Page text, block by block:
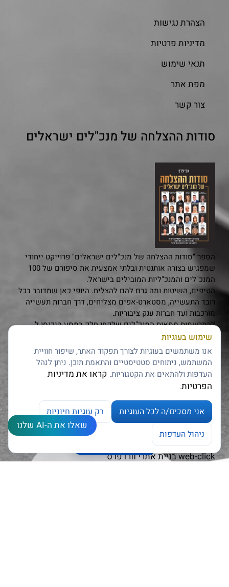
הצהרת נגישות
מדיניות פרטיות
תנאי שימוש
מפת אתר
צור קשר
סודות ההצלחה של מנכ"לים ישראלים
הספר "סודות ההצלחה של מנכ"לים ישראלים" פרוייקט ייחודי
שמפגיש בצורה אותנטית ובלתי אמצעית את סיפורם של 100
המנכ"לים והמנכ"ליות המובילים בישראל.
הטיפים, השיטות ומה גרם להם להצליח. היופי כאן שמדובר בכל
רובד התעשייה, מסטארט-אפים מצליחים, דרך חברות תעשייה
מורכבות ועד חברות ענק ציבוריות.
להתרשמות ממאות המנכ"לים שלקחו חלק במסע היכנסו ל
www.ceopro.co.il
להזמנה מוקדמתלחצו כאן
...............
אבי פרץ, מייסד פורום המנכ"לים ומנכ"ל פתרונות אפקטיביים
שתפו אותנו
web-clickבניית אתרי וורדפרס
שאלו את ה-AI שלנו
שימוש בעוגיות
אנו משתמשים בעוגיות לצורך תפקוד האתר, שיפור חוויית
המשתמש, ניתוחים סטטיסטיים והתאמת תוכן. ניתן לנהל
העדפות ולהתאים את הקטגוריות. קראו את מדיניות
הפרטיות.
אני מסכים/ה לכל העוגיות
רק עוגיות חיוניות
ניהול העדפות
צרו קשר
Open chaty